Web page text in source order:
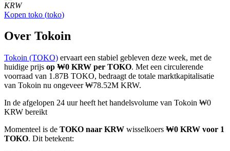
COIN-M-futures
Cryptocurrency-futures
TradFi
Derivaten voor aandelen, forex, edelmetalen en grondstoffen
KRW
Kopen toko (toko)
Over Tokoin
Tokoin (TOKO) ervaart een stabiel gebleven deze week, met de
huidige prijs op ₩0 KRW per TOKO. Met een circulerende
voorraad van 1.87B TOKO, bedraagt de totale marktkapitalisatie
van Tokoin nu ongeveer ₩78.52M KRW.
In de afgelopen 24 uur heeft het handelsvolume van Tokoin ₩0
KRW bereikt
Momenteel is de TOKO naar KRW wisselkoers ₩0 KRW voor 1
TOKO. Dit betekent: